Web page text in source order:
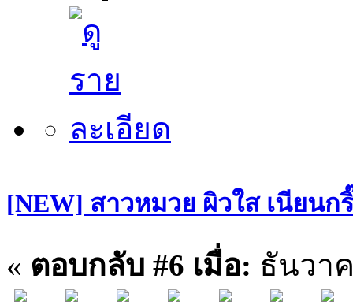
[NEW] สาวหมวย ผิวใส เนียนก
« ตอบกลับ #6 เมื่อ: ธันวา